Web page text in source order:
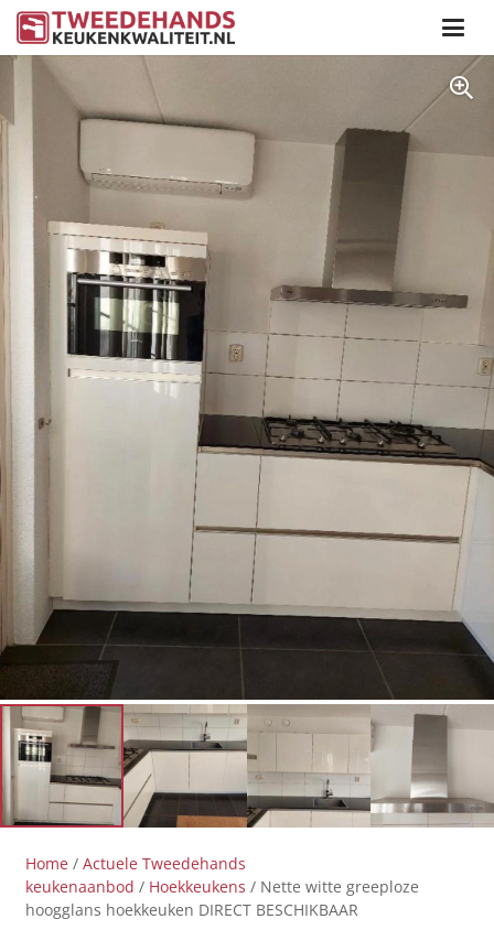
Home/ Actuele Tweedehands
keukenaanbod / Hoekkeukens / Nette witte greeploze
hoogglans hoekkeuken DIRECT BESCHIKBAAR